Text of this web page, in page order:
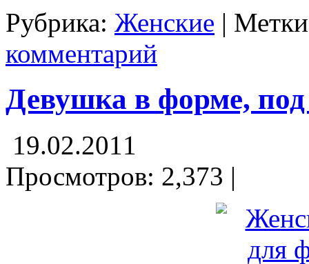
Рубрика: Женские |
комментарий
Девушка в форме, под
19.02.2011
Просмотров: 2,373 |